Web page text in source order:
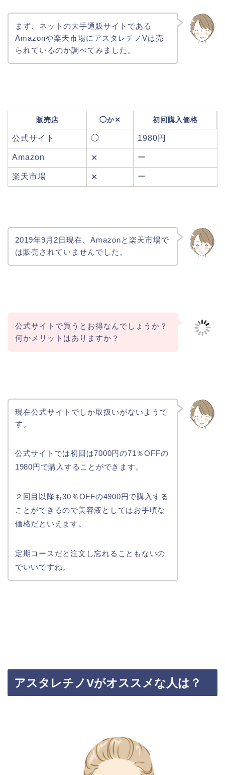
まず、ネットの大手通販サイトである
Amazonや楽天市場にアスタレチノVは売
られているのか調べてみました。
販売店 ◯か✕ 初回購入価格
公式サイト ◯ 1980円
Amazon ✕ ー
楽天市場 ✕ ー
2019年9月2日現在、Amazonと楽天市場で
は販売されていませんでした。
公式サイトで買うとお得なんでしょうか？
何かメリットはありますか？
現在公式サイトでしか取扱いがないようで
す。
公式サイトでは初回は7000円の71％OFFの
1980円で購入することができます。
２回目以降も30％OFFの4900円で購入する
ことができるので美容液としてはお手頃な
価格だといえます。
定期コースだと注文し忘れることもないの
でいいですね。
アスタレチノVがオススメな人は？